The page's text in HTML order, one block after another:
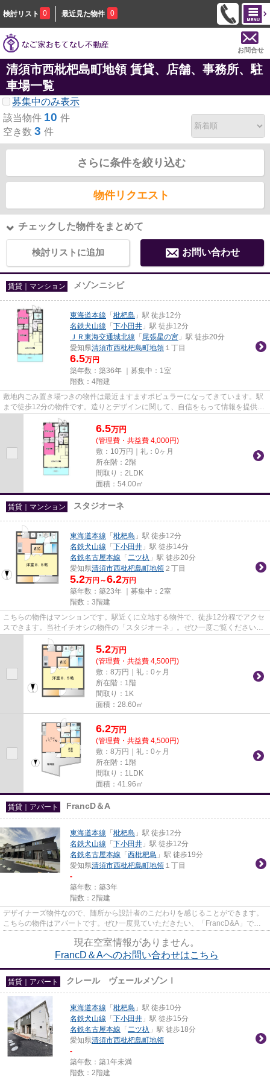
検討リスト 0 最近見た物件 0
お問合せ
清須市西枇杷島町地領 賃貸、店舗、事務所、駐
車場一覧
募集中のみ表示
該当物件 10 件
空き数 3 件
さらに条件を絞り込む
物件リクエスト
チェックした物件をまとめて
検討リストに追加 お問い合わせ
賃貸｜マンション メゾンニシビ
東海道本線 「 枇杷島 」駅 徒歩12分
名鉄犬山線 「 下小田井 」駅 徒歩12分
ＪＲ東海交通城北線 「 尾張星の宮 」駅 徒歩20分
愛知県清須市西枇杷島町地領 １丁目
6.5万円
築年数：築36年 ｜募集中： 1室
階数：4階建
敷地内ごみ置き場つきの物件は最近ますますポピュラーになってきています。駅
まで徒歩12分の物件です。造りとデザインに関して、自信をもって情報を提供で
きるマンションです。ぜひ一...
6.5万円
(管理費・共益費 4,000円)
敷：10万円｜礼：0ヶ月
所在階：2階
間取り：2LDK
面積：54.00㎡
賃貸｜マンション スタジオーネ
東海道本線 「 枇杷島 」駅 徒歩12分
名鉄犬山線 「 下小田井 」駅 徒歩14分
名鉄名古屋本線 「 二ツ杁 」駅 徒歩20分
愛知県清須市西枇杷島町地領 ２丁目
5.2万円～6.2万円
築年数：築23年 ｜募集中： 2室
階数：3階建
こちらの物件はマンションです。駅近くに立地する物件で、徒歩12分程でアクセ
スできます。当社イチオシの物件の「スタジオーネ」。ぜひ一度ご覧ください。
0525088245またはinfo@ngy-om...
5.2万円
(管理費・共益費 4,500円)
敷：8万円｜礼：0ヶ月
所在階：1階
間取り：1K
面積：28.60㎡
6.2万円
(管理費・共益費 4,500円)
敷：8万円｜礼：0ヶ月
所在階：1階
間取り：1LDK
面積：41.96㎡
賃貸｜アパート FrancD＆A
東海道本線 「 枇杷島 」駅 徒歩12分
名鉄犬山線 「 下小田井 」駅 徒歩12分
名鉄名古屋本線 「 西枇杷島 」駅 徒歩19分
愛知県清須市西枇杷島町地領 １丁目
-
築年数：築3年
階数：2階建
デザイナーズ物件なので、随所から設計者のこだわりを感じることができます。
こちらの物件はアパートです。ぜひ一度見ていただきたい、「FrancD&A」で
現在空室情報がありません。
FrancD＆Aへのお問い合わせはこちら
賃貸｜アパート クレール ヴェールメゾンⅠ
東海道本線 「 枇杷島 」駅 徒歩10分
名鉄犬山線 「 下小田井 」駅 徒歩15分
名鉄名古屋本線 「 二ツ杁 」駅 徒歩18分
愛知県清須市西枇杷島町地領
-
築年数：築1年未満
階数：2階建